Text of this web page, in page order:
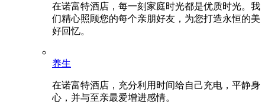
在诺富特酒店，每一刻家庭时光都是优质时光。我
们精心照顾您的每个亲朋好友，为您打造永恒的美
好回忆。
养生
在诺富特酒店，充分利用时间给自己充电，平静身
心，并与至亲最爱增进感情。